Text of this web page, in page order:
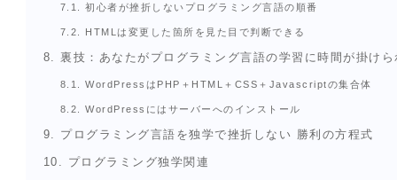
7.1. 初心者が挫折しないプログラミング言語の順番
7.2. HTMLは変更した箇所を見た目で判断できる
8. 裏技：あなたがプログラミング言語の学習に時間が掛け
8.1. WordPressはPHP＋HTML＋CSS＋Javascriptの集合体
8.2. WordPressにはサーバーへのインストール
9. プログラミング言語を独学で挫折しない 勝利の方程式
10. プログラミング独学関連